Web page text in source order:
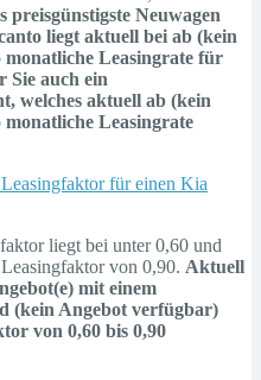
preisgünstigste Neuwagen
liegt aktuell bei ab (kein
Leasingrate für
Sie auch ein
welches aktuell ab (kein
Leasingrate
für einen Kia
liegt bei unter 0,60 und
von 0,90. Aktuell
mit einem
(kein Angebot verfügbar)
von 0,60 bis 0,90